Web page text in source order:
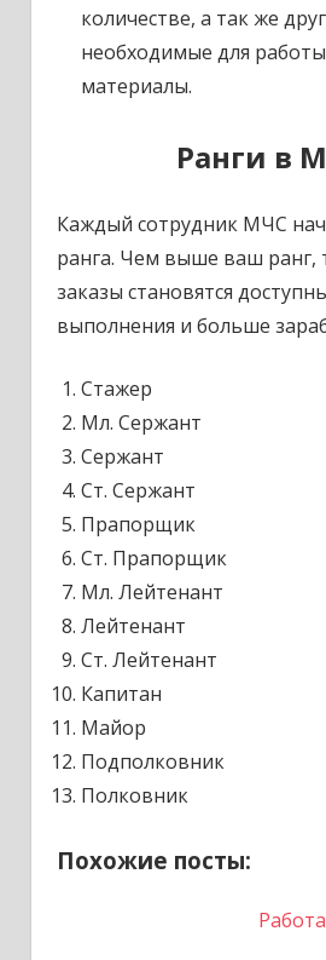
количестве, а так же
необходимые для
материалы.
Ранги в
Каждый сотрудник МЧС
ранга. Чем выше ваш ранг,
заказы становятся
выполнения и больше
Стажер
Мл. Сержант
Сержант
Ст. Сержант
Прапорщик
Ст. Прапорщик
Мл. Лейтенант
Лейтенант
Ст. Лейтенант
Капитан
Майор
Подполковник
Полковник
Похожие посты: